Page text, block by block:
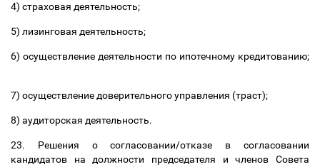
4) страховая деятельность;
5) лизинговая деятельность;
6) осуществление деятельности по ипотечному кредитованию;
7) осуществление доверительного управления (траст);
8) аудиторская деятельность.
23. Решения о согласовании/отказе в согласовании
кандидатов на должности председателя и членов Совета